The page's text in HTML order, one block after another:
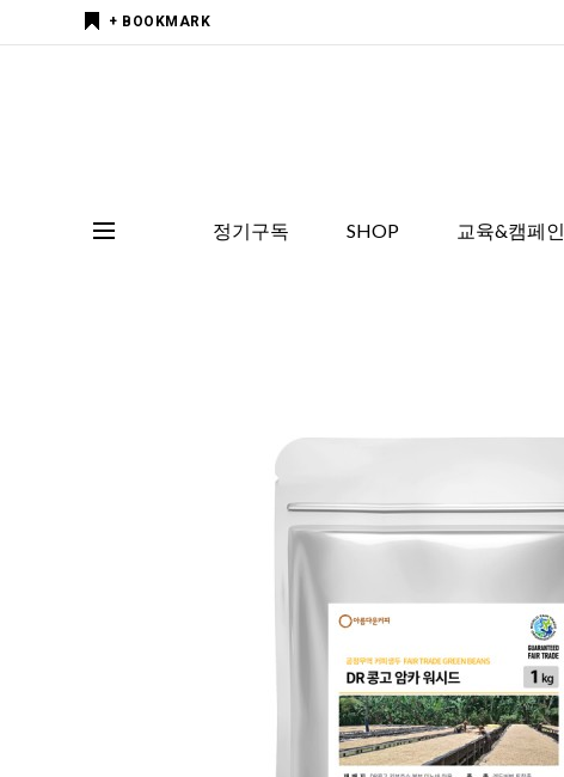
+ BOOKMARK
정기구독 SHOP 교육&캠페인